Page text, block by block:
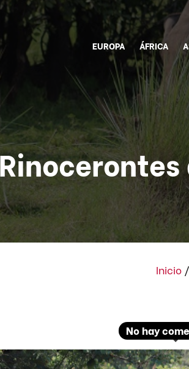
EUROPA ÁFRICA
Inicio /
No hay